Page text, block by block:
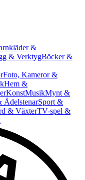
&
& VerktygBöcker &
Foto, Kameror &
Hem &
KonstMusikMynt &
ÄdelstenarSport &
& VäxterTV-spel &